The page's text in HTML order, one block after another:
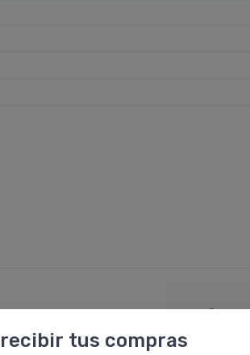
tus compras